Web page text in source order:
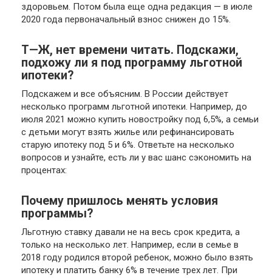
здоровьем. Потом была еще одна редакция — в июле
2020 года первоначальный взнос снижен до 15%.
Т⁠—⁠Ж, нет времени читать. Подскажи,
подхожу ли я под программу льготной
ипотеки?
Подскажем и все объясним. В России действует
несколько программ льготной ипотеки. Например, до
июля 2021 можно купить новостройку под 6,5%, а семьи
с детьми могут взять жилье или рефинансировать
старую ипотеку под 5 и 6%. Ответьте на несколько
вопросов и узнайте, есть ли у вас шанс сэкономить на
процентах:
Почему пришлось менять условия
программы?
Льготную ставку давали не на весь срок кредита, а
только на несколько лет. Например, если в семье в
2018 году родился второй ребенок, можно было взять
ипотеку и платить банку 6% в течение трех лет. При